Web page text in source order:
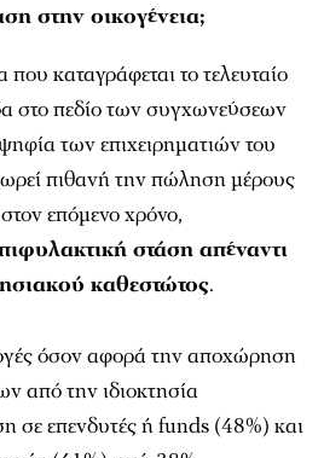
στην οικογένεια;
που καταγράφεται το τελευταίο
στο πεδίο των συγχωνεύσεων
των επιχειρηματιών του
πιθανή την πώληση μέρους
επόμενο χρόνο,
στάση απέναντι
καθεστώτος.
όσον αφορά την αποχώρηση
από την ιδιοκτησία
σε επενδυτές ή funds (48%) και